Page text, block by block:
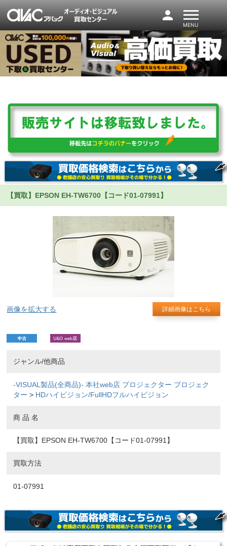
person
MENU
【買取】EPSON EH-TW6700【コード01-07991】
画像を拡大する 詳細画像はこちら
ジャンル/他商品
-VISUAL製品(全商品)- 本社web店 プロジェクター プロジェク
ター > HDハイビジョン/FullHDフルハイビジョン
商 品 名
【買取】EPSON EH-TW6700【コード01-07991】
買取方法
01-07991